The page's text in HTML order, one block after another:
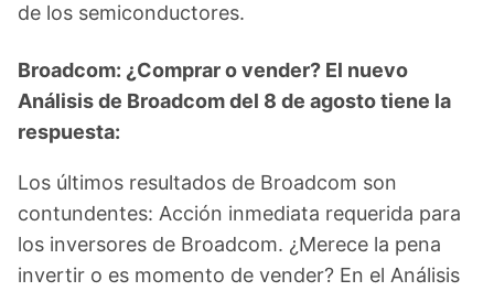
de los semiconductores.
Broadcom: ¿Comprar o vender? El nuevo
Análisis de Broadcom del 8 de agosto tiene la
respuesta:
Los últimos resultados de Broadcom son
contundentes: Acción inmediata requerida para
los inversores de Broadcom. ¿Merece la pena
invertir o es momento de vender? En el Análisis